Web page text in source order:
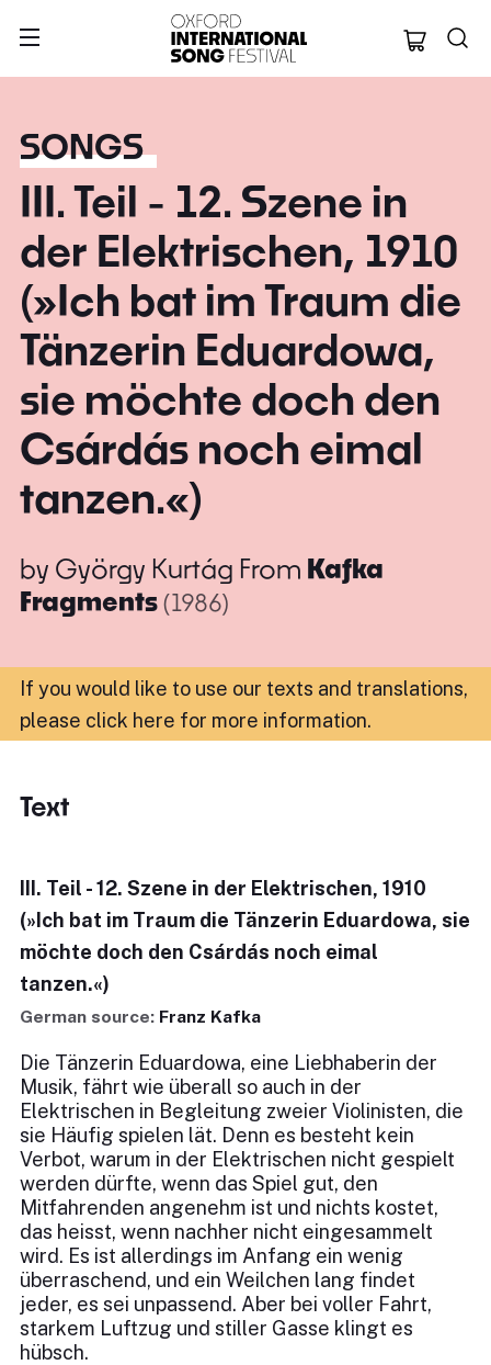
Oxford
SONGS
III. Teil - 12. Szene in
der Elektrischen, 1910
(»Ich bat im Traum die
Tänzerin Eduardowa,
sie möchte doch den
Csárdás noch eimal
tanzen.«)
by György Kurtág From Kafka
Fragments(1986)
If you would like to use our texts and translations,
please click here for more information.
Text
III. Teil - 12. Szene in der Elektrischen, 1910
(»Ich bat im Traum die Tänzerin Eduardowa, sie
möchte doch den Csárdás noch eimal
tanzen.«)
German source: Franz Kafka
Die Tänzerin Eduardowa, eine Liebhaberin der
Musik, fährt wie überall so auch in der
Elektrischen in Begleitung zweier Violinisten, die
sie Häufig spielen lät. Denn es besteht kein
Verbot, warum in der Elektrischen nicht gespielt
werden dürfte, wenn das Spiel gut, den
Mitfahrenden angenehm ist und nichts kostet,
das heisst, wenn nachher nicht eingesammelt
wird. Es ist allerdings im Anfang ein wenig
überraschend, und ein Weilchen lang findet
jeder, es sei unpassend. Aber bei voller Fahrt,
starkem Luftzug und stiller Gasse klingt es
hübsch.